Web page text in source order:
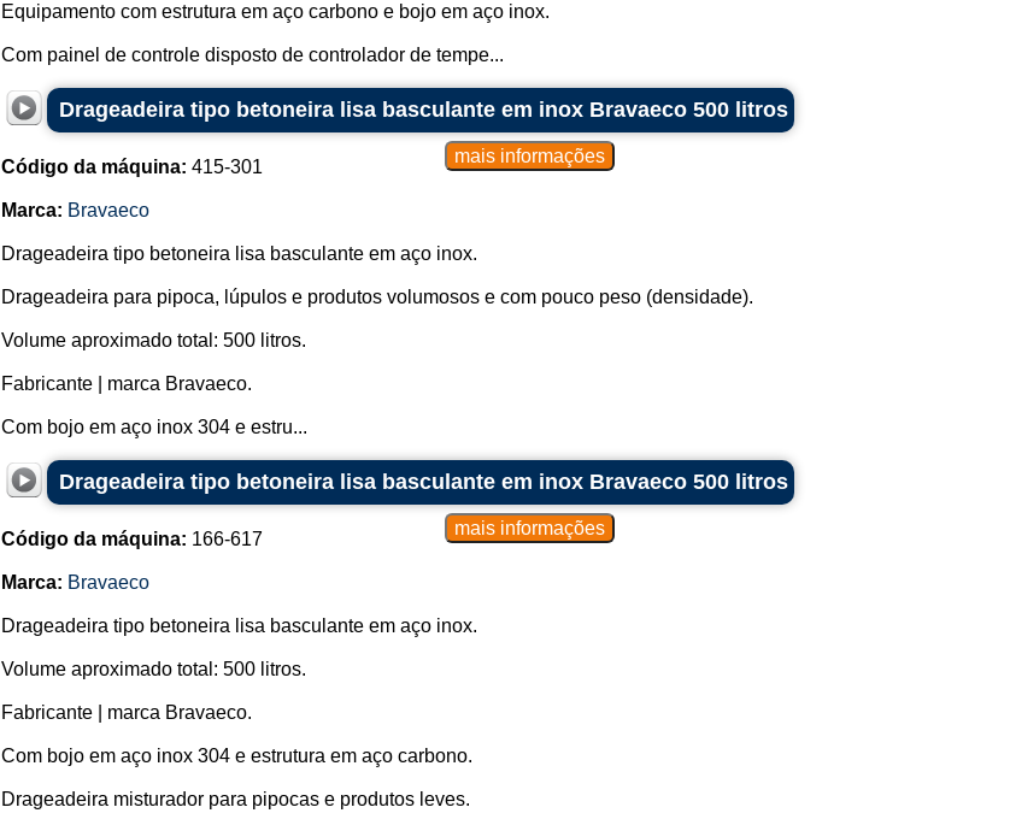
Equipamento com estrutura em aço carbono e bojo em aço inox.
Com painel de controle disposto de controlador de tempe...
Drageadeira tipo betoneira lisa basculante em inox Bravaeco 500 litros
Código da máquina: 415-301
Marca: Bravaeco
Drageadeira tipo betoneira lisa basculante em aço inox.
Drageadeira para pipoca, lúpulos e produtos volumosos e com pouco peso (densidade).
Volume aproximado total: 500 litros.
Fabricante | marca Bravaeco.
Com bojo em aço inox 304 e estru...
Drageadeira tipo betoneira lisa basculante em inox Bravaeco 500 litros
Código da máquina: 166-617
Marca: Bravaeco
Drageadeira tipo betoneira lisa basculante em aço inox.
Volume aproximado total: 500 litros.
Fabricante | marca Bravaeco.
Com bojo em aço inox 304 e estrutura em aço carbono.
Drageadeira misturador para pipocas e produtos leves.